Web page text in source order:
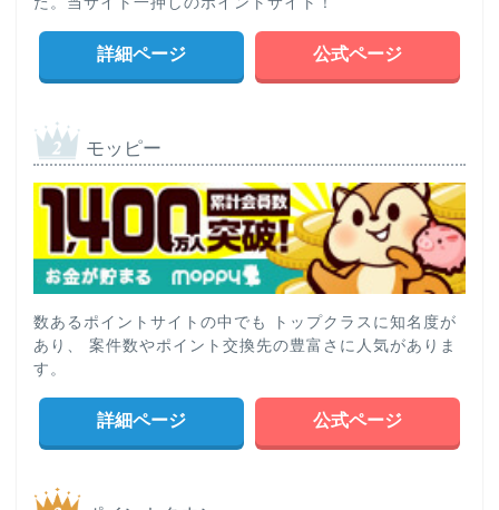
詳細ページ 公式ページ
モッピー
数あるポイントサイトの中でも トップクラスに知名度が
あり、 案件数やポイント交換先の豊富さに人気がありま
す。
詳細ページ 公式ページ